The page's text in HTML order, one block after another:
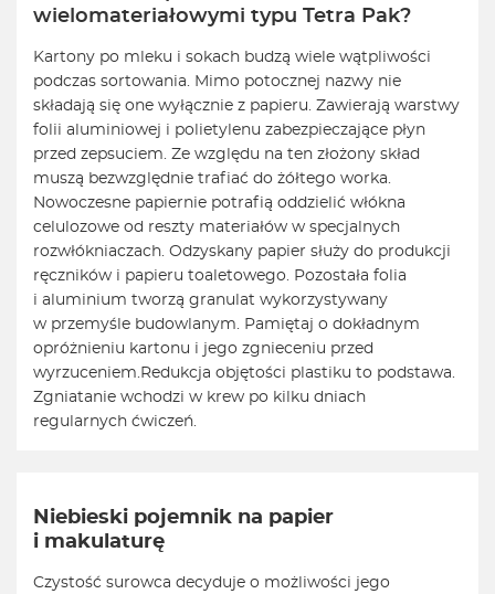
wielomateriałowymi typu Tetra Pak?
Kartony po mleku i sokach budzą wiele wątpliwości
podczas sortowania. Mimo potocznej nazwy nie
składają się one wyłącznie z papieru. Zawierają warstwy
folii aluminiowej i polietylenu zabezpieczające płyn
przed zepsuciem. Ze względu na ten złożony skład
muszą bezwzględnie trafiać do żółtego worka.
Nowoczesne papiernie potrafią oddzielić włókna
celulozowe od reszty materiałów w specjalnych
rozwłókniaczach. Odzyskany papier służy do produkcji
ręczników i papieru toaletowego. Pozostała folia
i aluminium tworzą granulat wykorzystywany
w przemyśle budowlanym. Pamiętaj o dokładnym
opróżnieniu kartonu i jego zgnieceniu przed
wyrzuceniem. Redukcja objętości plastiku to podstawa.
Zgniatanie wchodzi w krew po kilku dniach
regularnych ćwiczeń.
Niebieski pojemnik na papier
i makulaturę
Czystość surowca decyduje o możliwości jego